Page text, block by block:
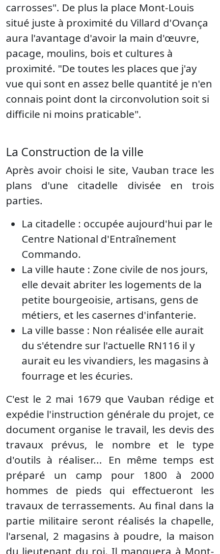
carrosses". De plus la place Mont-Louis
situé juste à proximité du Villard d'Ovança
aura l'avantage d'avoir la main d'œuvre,
pacage, moulins, bois et cultures à
proximité. "De toutes les places que j'ay
vue qui sont en assez belle quantité je n'en
connais point dont la circonvolution soit si
difficile ni moins praticable".
La Construction de la ville
Après avoir choisi le site, Vauban trace les
plans d'une citadelle divisée en trois
parties.
La citadelle : occupée aujourd'hui par le
Centre National d'Entraînement
Commando.
La ville haute : Zone civile de nos jours,
elle devait abriter les logements de la
petite bourgeoisie, artisans, gens de
métiers, et les casernes d'infanterie.
La ville basse : Non réalisée elle aurait
du s'étendre sur l'actuelle RN116 il y
aurait eu les vivandiers, les magasins à
fourrage et les écuries.
C'est le 2 mai 1679 que Vauban rédige et
expédie l'instruction générale du projet, ce
document organise le travail, les devis des
travaux prévus, le nombre et le type
d'outils à réaliser... En même temps est
préparé un camp pour 1800 à 2000
hommes de pieds qui effectueront les
travaux de terrassements. Au final dans la
partie militaire seront réalisés la chapelle,
l'arsenal, 2 magasins à poudre, la maison
du lieutenant du roi. Il manquera à Mont-